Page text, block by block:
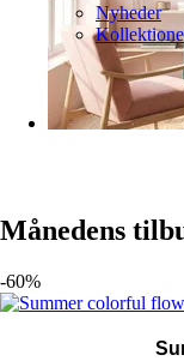
Nyheder
Månedens
-60%